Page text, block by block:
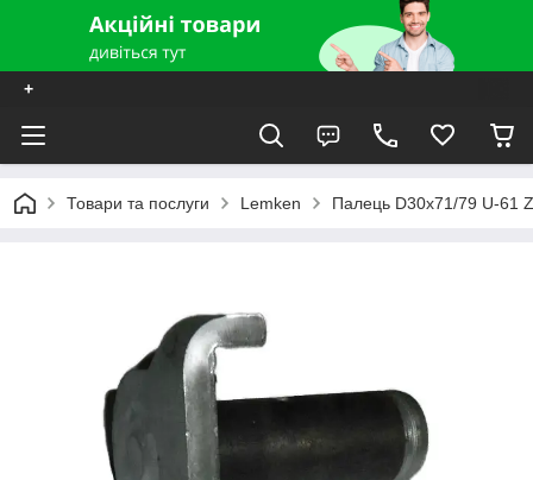
+
Товари та послуги Lemken Палець D30x71/79 U-61